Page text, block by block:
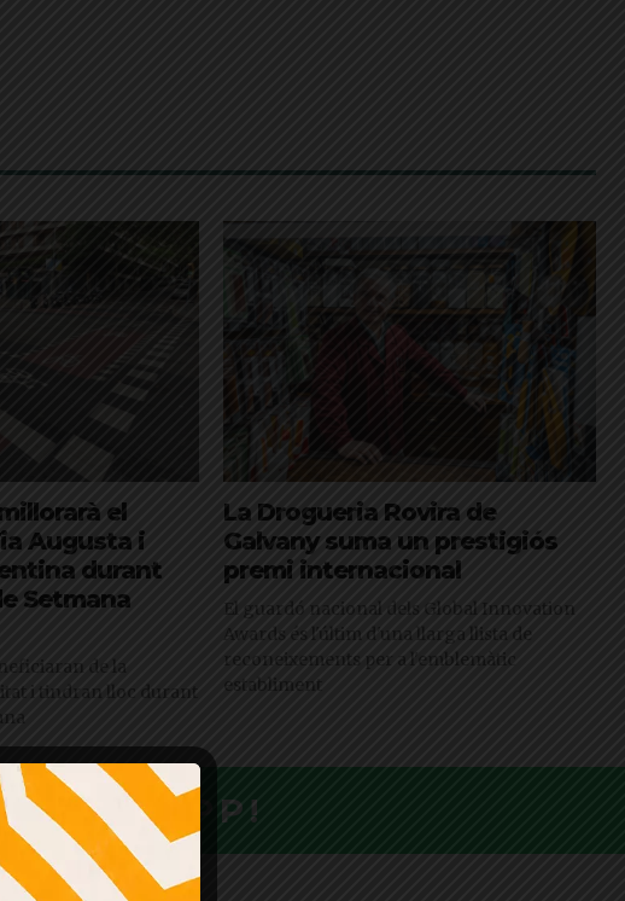
el
Augusta i
durant
Setmana
de la
i tindran lloc durant
La Drogueria Rovira de
Galvany suma un prestigiós
premi internacional
El guardó nacional dels Global Innovation
Awards és l'últim d'una llarga llista de
reconeixements per a l'emblemàtic
establiment